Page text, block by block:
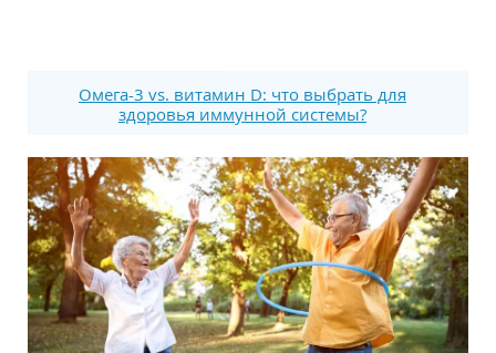
Омега-3 vs. витамин D: что выбрать для
здоровья иммунной системы?